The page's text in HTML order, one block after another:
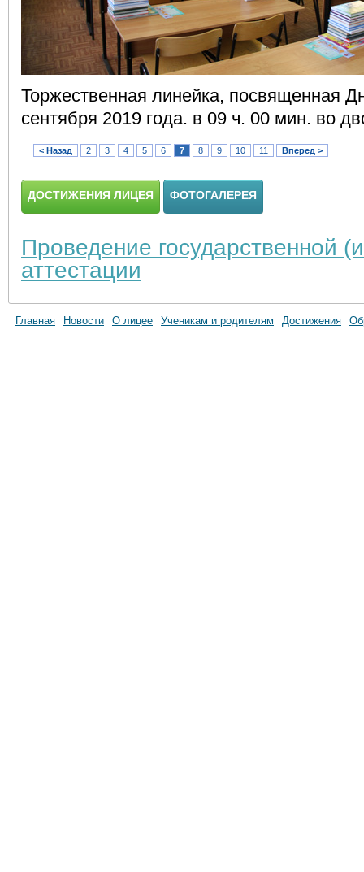
Торжественная линейка, посвященная
сентября 2019 года. в 09 ч. 00 мин. во
< Назад 2 3 4 5 6 7 8 9 10 11 Вперед >
ДОСТИЖЕНИЯ ЛИЦЕЯ ФОТОГАЛЕРЕЯ
Проведение государственной
аттестации
Главная Новости О лицее Ученикам и родителям Достижения